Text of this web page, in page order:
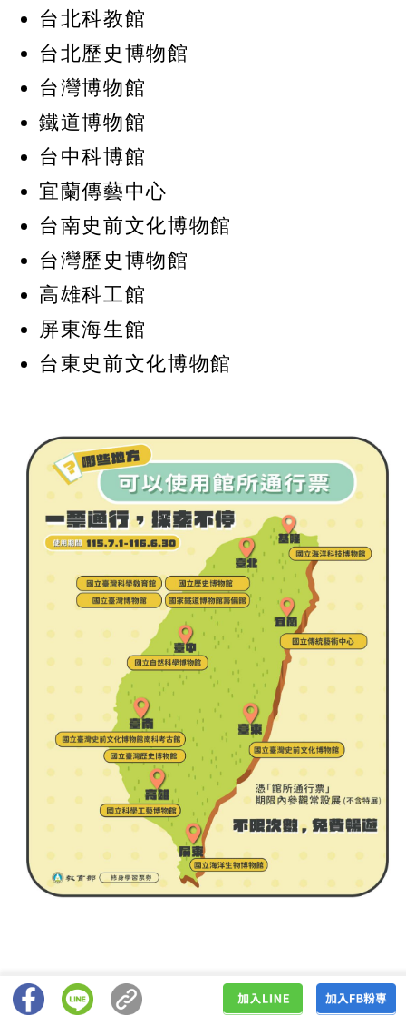
台北科教館
台北歷史博物館
台灣博物館
鐵道博物館
台中科博館
宜蘭傳藝中心
台南史前文化博物館
台灣歷史博物館
高雄科工館
屏東海生館
台東史前文化博物館